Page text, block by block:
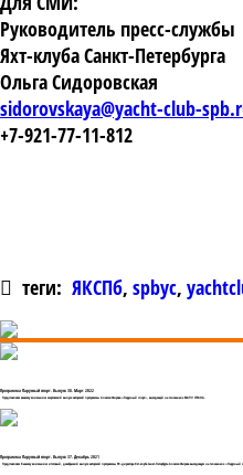
Руководитель пресс-службы
Яхт-клуба Санкт-Петербурга
Ольга Сидоровская
sidorovskaya@yacht-club-
+7-921-77-11-812
теги: ЯКСПб, spbyc,
Программа Парусный спорт. Выпуск 38. Март 2022
Представляем вашему вниманию мартовский выпуск авторской программы Алексея Жирова «Парусный спорт», выходящей на телеканале МАТЧ! СТРАНА.
Программа Парусный спорт. Выпуск 37. Декабрь 2021
Представляем Вашему вниманию итоговый, декабрьский выпуск авторской программы PR-директора Яхт-клуба Санкт-Петербурга Алексея Жирова выходящую на телеканале